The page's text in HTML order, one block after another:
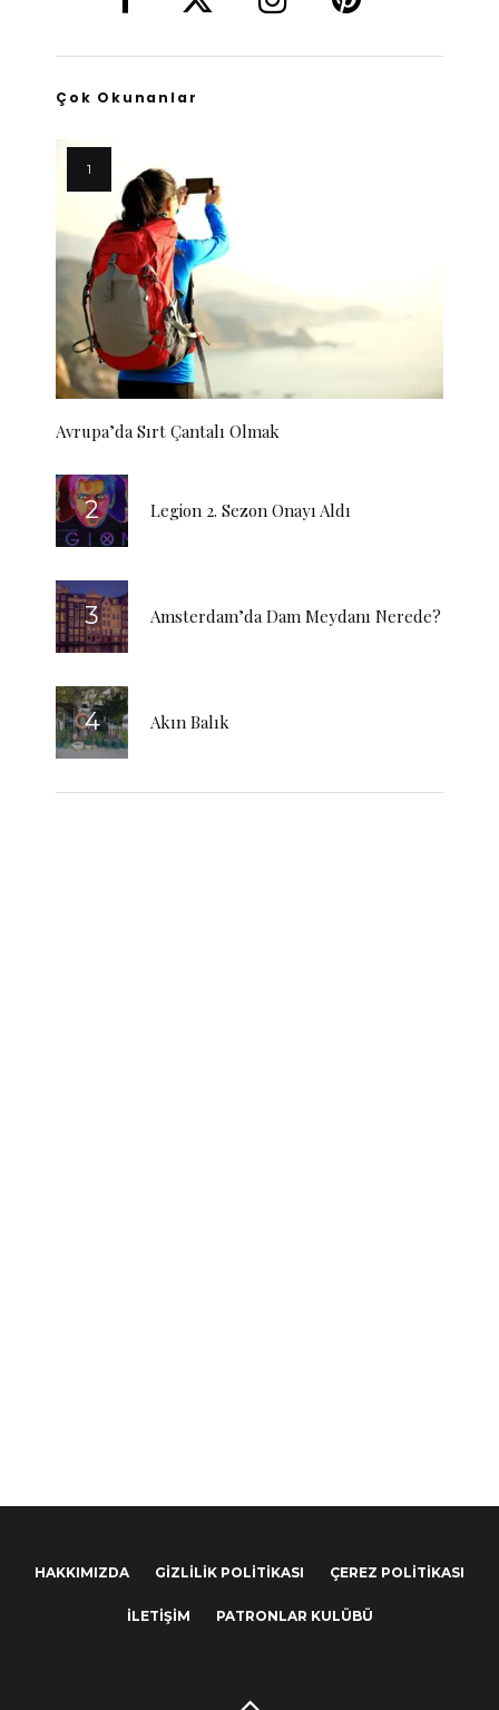
Çok Okunanlar
Avrupa’da Sırt Çantalı Olmak
Legion 2. Sezon Onayı Aldı
Amsterdam’da Dam Meydanı Nerede?
Akın Balık
HAKKIMIZDA GIZLILIK POLITIKASI ÇEREZ POLITIKASI
İLETIŞIM PATRONLAR KULÜBÜ